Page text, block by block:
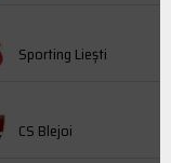
Sporting Liești
CS Blejoi